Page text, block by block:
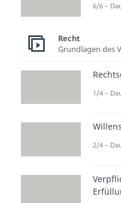
Das
6/6 –
Recht
Grundlagen des
1/4 –
2/4 –